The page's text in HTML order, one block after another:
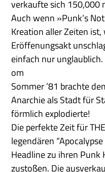
verkaufte sich 150,000
Auch wenn »Punk’s
Kreation aller Zeiten ist,
Eröffenungsakt
einfach nur
om
Sommer ’81 brachte
Anarchie als Stadt für
förmlich explodierte!
Die perfekte Zeit für
legendären
Headline zu ihren Punk
zustoßen. Die